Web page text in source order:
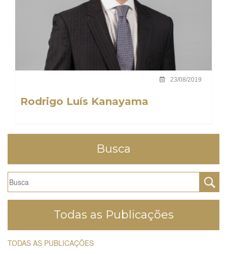
23/08/2019
Rodrigo Luís Kanayama
Busca
Todas as Publicações
TODAS AS PUBLICAÇÕES